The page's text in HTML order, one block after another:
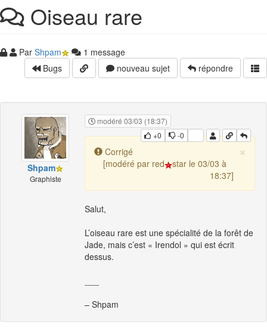
Oiseau rare
Par Shpam
1 message
Bugs
nouveau sujet répondre
Shpam
Graphiste
modéré 03/03 (18:37)
+0
-0
×
Corrigé
[modéré par red
star le 03/03 à
18:37]
Salut,
L’oiseau rare est une spécialité de la forêt de
Jade, mais c’est « Irendol » qui est écrit
dessus.
– Shpam